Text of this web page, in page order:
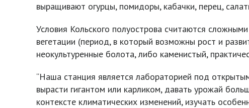
выращивают огурцы, помидоры, кабачки, перец,
Условия Кольского полуострова считаются
вегетации (период, в который возможны рост и
неокультуренные болота, либо каменистый,
“Наша станция является лабораторией под
вырасти гигантом или карликом, давать урожай
контексте климатических изменений, изучать